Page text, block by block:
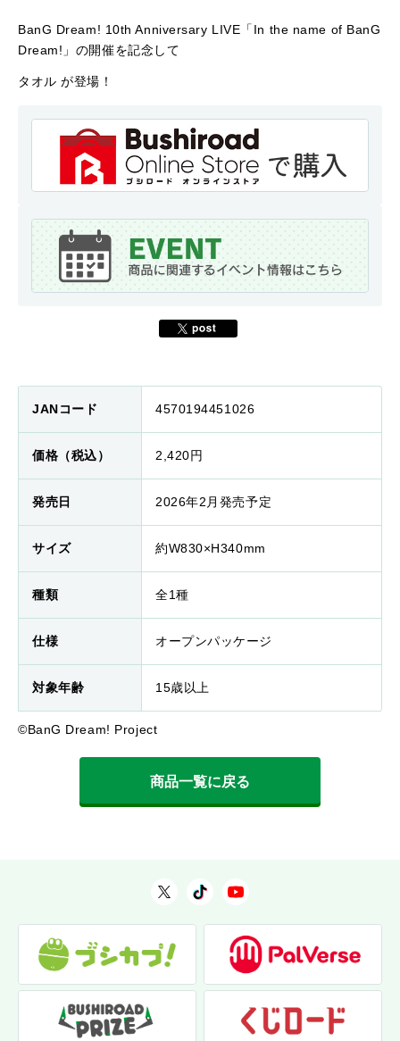
BanG Dream! 10th Anniversary LIVE「In the name of BanG
Dream!」の開催を記念して
タオル が登場！
JANコード 4570194451026
価格（税込） 2,420円
発売日 2026年2月発売予定
サイズ 約W830×H340mm
種類 全1種
仕様 オープンパッケージ
対象年齢 15歳以上
©BanG Dream! Project
商品一覧に戻る